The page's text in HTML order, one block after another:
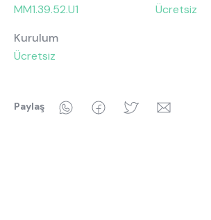
MM1.39.52.U1
Ücretsiz
Kurulum
Ücretsiz
Paylaş WhatsAppFacebookTwitter